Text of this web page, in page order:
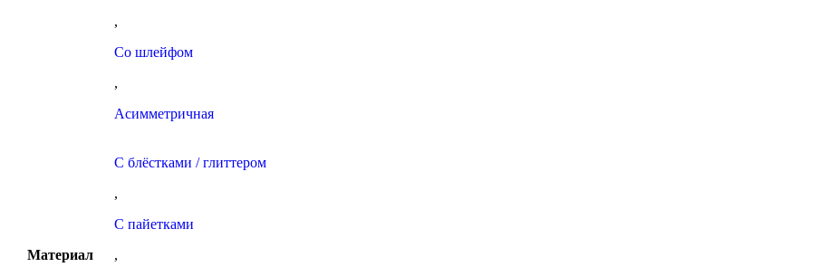
,
Со шлейфом
,
Асимметричная
Материал
С блёстками / глиттером
,
С пайетками
,